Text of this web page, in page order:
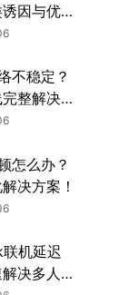
因与优化
不稳定？
整解决指
怎么办？
决方案！
机延迟
决多人联